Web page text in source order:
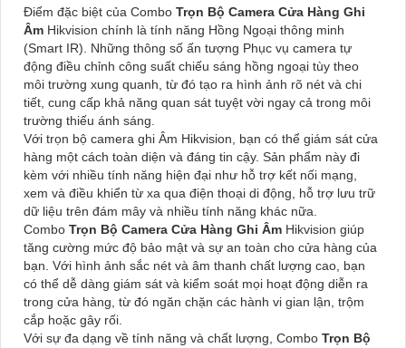
Điểm đặc biệt của Combo Trọn Bộ Camera Cửa Hàng Ghi
Âm Hikvision chính là tính năng Hồng Ngoại thông minh
(Smart IR). Những thông số ấn tượng Phục vụ camera tự
động điều chỉnh công suất chiếu sáng hồng ngoại tùy theo
môi trường xung quanh, từ đó tạo ra hình ảnh rõ nét và chi
tiết, cung cấp khả năng quan sát tuyệt vời ngay cả trong môi
trường thiếu ánh sáng.
Với trọn bộ camera ghi Âm Hikvision, bạn có thể giám sát cửa
hàng một cách toàn diện và đáng tin cậy. Sản phẩm này đi
kèm với nhiều tính năng hiện đại như hỗ trợ kết nối mạng,
xem và điều khiển từ xa qua điện thoại di động, hỗ trợ lưu trữ
dữ liệu trên đám mây và nhiều tính năng khác nữa.
Combo Trọn Bộ Camera Cửa Hàng Ghi Âm Hikvision giúp
tăng cường mức độ bảo mật và sự an toàn cho cửa hàng của
bạn. Với hình ảnh sắc nét và âm thanh chất lượng cao, bạn
có thể dễ dàng giám sát và kiểm soát mọi hoạt động diễn ra
trong cửa hàng, từ đó ngăn chặn các hành vi gian lận, trộm
cắp hoặc gây rối.
Với sự đa dạng về tính năng và chất lượng, Combo Trọn Bộ